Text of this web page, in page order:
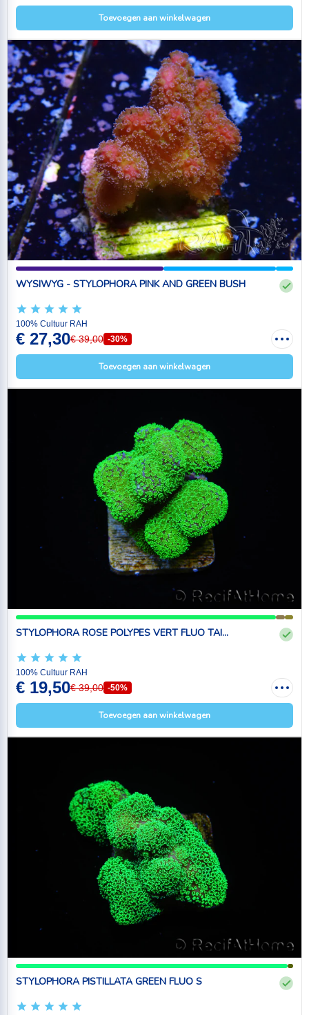
Toevoegen aan winkelwagen
WYSIWYG - STYLOPHORA PINK AND GREEN BUSH
100% Cultuur RAH
€ 27,30€ 39,00 -30%
Toevoegen aan winkelwagen
STYLOPHORA ROSE POLYPES VERT FLUO TAI...
100% Cultuur RAH
€ 19,50€ 39,00 -50%
Toevoegen aan winkelwagen
STYLOPHORA PISTILLATA GREEN FLUO S